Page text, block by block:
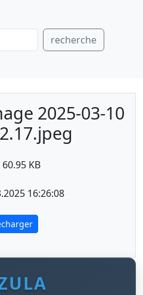
recherche
2025-03-10
KB
16:26:08